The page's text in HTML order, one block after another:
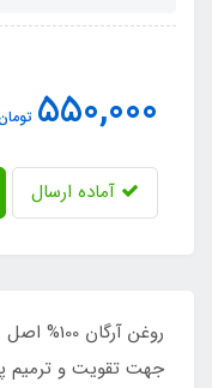
550,000
آماده ارسال
روغن
جهت تقویت و ترمیم